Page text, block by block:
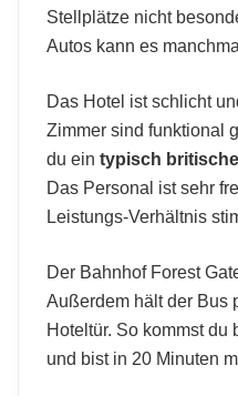
Stellplätze nicht
Autos kann es
Das Hotel ist schlicht
Zimmer sind funktional
du ein typisch
Das Personal ist sehr
Leistungs-Verhältnis
Der Bahnhof Forest
Außerdem hält der Bus
Hoteltür. So kommst du
und bist in 20 Minuten